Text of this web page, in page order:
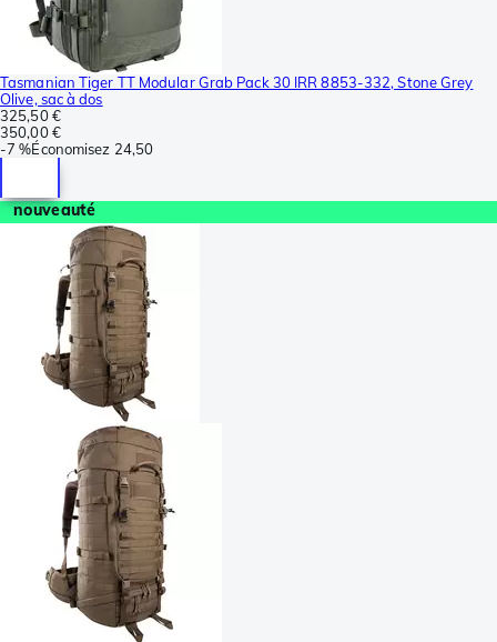
Tasmanian Tiger TT Modular Grab Pack 30 IRR 8853-332, Stone Grey
Olive, sac à dos
325,50 €
350,00 €
-7 %Économisez 24,50
nouveauté